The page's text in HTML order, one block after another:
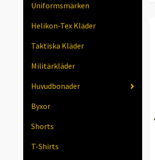
Uniformsmärken
Helikon-Tex Kläder
Taktiska Kläder
Militärkläder
Huvudbonader
Byxor
Shorts
T-Shirts